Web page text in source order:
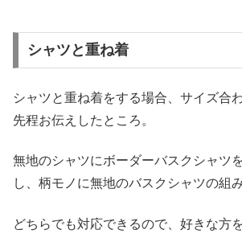
シャツと重ね着
シャツと重ね着をする場合、 サイズ合
先程お伝えしたところ。
無地のシャツにボーダーバスクシャツ
し、 柄モノに無地のバスクシャツの組
どちらでも対応できるので、好きな方